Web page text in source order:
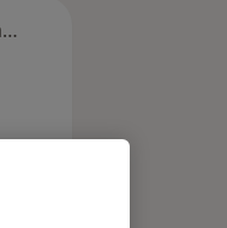
Segunda-feira